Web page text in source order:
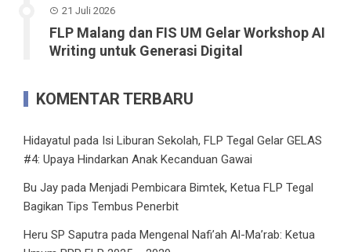
21 Juli 2026
FLP Malang dan FIS UM Gelar Workshop AI
Writing untuk Generasi Digital
KOMENTAR TERBARU
Hidayatul pada Isi Liburan Sekolah, FLP Tegal Gelar GELAS
#4: Upaya Hindarkan Anak Kecanduan Gawai
Bu Jay pada Menjadi Pembicara Bimtek, Ketua FLP Tegal
Bagikan Tips Tembus Penerbit
Heru SP Saputra pada Mengenal Nafi’ah Al-Ma’rab: Ketua